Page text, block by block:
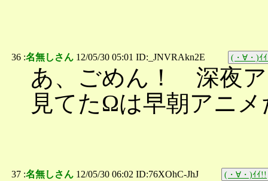
36 :名無しさん 12/05/30 05:01 ID:_JNVRAkn2E (・∀・)ｲ
あ、ごめん！ 深夜
見てたΩは早朝アニ
37 :名無しさん 12/05/30 06:02 ID:76XOhC-JhJ (・∀・)ｲｲ!!